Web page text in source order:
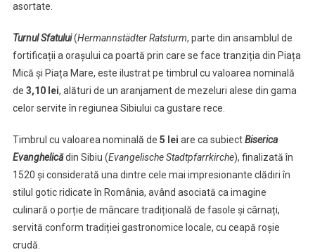
asortate.
Turnul Sfatului(Hermannstädter Ratsturm, parte din ansamblul de
fortificații a orașului ca poartă prin care se face tranziția din Piața
Mică și Piața Mare, este ilustrat pe timbrul cu valoarea nominală
de 3,10 lei, alături de un aranjament de mezeluri alese din gama
celor servite în regiunea Sibiului ca gustare rece.
Timbrul cu valoarea nominală de 5 lei are ca subiectBiserica
Evanghelicădin Sibiu (Evangelische Stadtpfarrkirche), finalizată în
1520 și considerată una dintre cele mai impresionante clădiri în
stilul gotic ridicate în România, având asociată ca imagine
culinară o porție de mâncare tradițională de fasole și cârnați,
servită conform tradiției gastronomice locale, cu ceapă roșie
crudă.